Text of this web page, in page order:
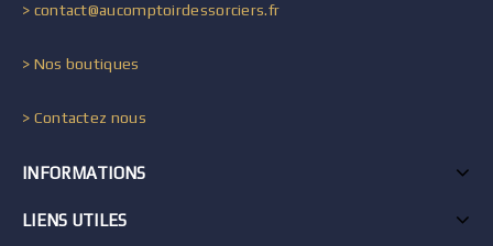
> contact@aucomptoirdessorciers.fr
> Nos boutiques
> Contactez nous
INFORMATIONS
LIENS UTILES